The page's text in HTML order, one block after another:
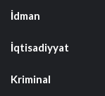
İdman
İqtisadiyyat
Kriminal